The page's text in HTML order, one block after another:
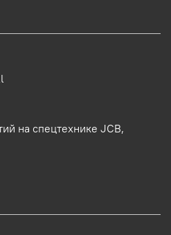
на спецтехнике JCB,